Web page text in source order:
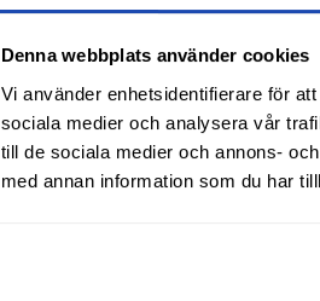
Denna webbplats använder cookies
Vi använder enhetsidentifierare för
sociala medier och analysera vår
till de sociala medier och annons-
med annan information som du har